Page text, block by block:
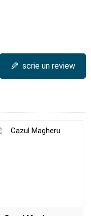
✎ scrie un review